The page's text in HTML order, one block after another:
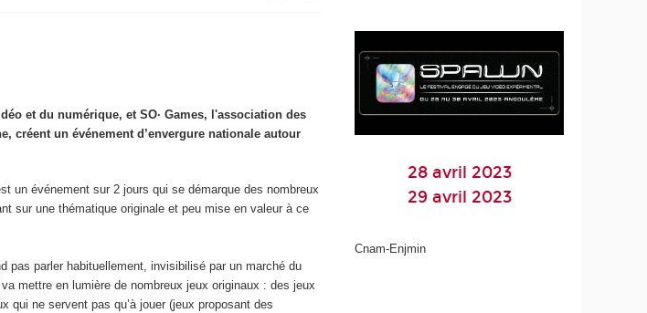
et du numérique, et SO· Games, l'association des
créent un événement d’envergure nationale autour
un événement sur 2 jours qui se démarque des nombreux
sur une thématique originale et peu mise en valeur à ce
pas parler habituellement, invisibilisé par un marché du
mettre en lumière de nombreux jeux originaux : des jeux
qui ne servent pas qu’à jouer (jeux proposant des
28 avril 2023
29 avril 2023
Cnam-Enjmin